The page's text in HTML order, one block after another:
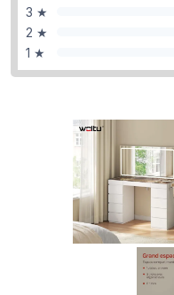
3 ★
2 ★
1 ★